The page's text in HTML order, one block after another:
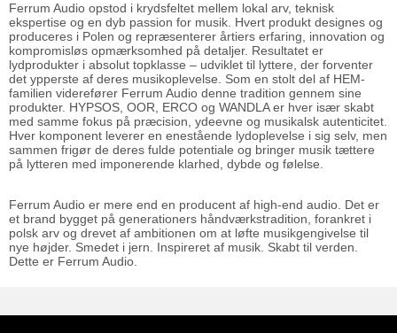
Ferrum Audio opstod i krydsfeltet mellem lokal arv, teknisk
ekspertise og en dyb passion for musik. Hvert produkt designes og
produceres i Polen og repræsenterer årtiers erfaring, innovation og
kompromisløs opmærksomhed på detaljer. Resultatet er
lydprodukter i absolut topklasse – udviklet til lyttere, der forventer
det ypperste af deres musikoplevelse. Som en stolt del af HEM-
familien viderefører Ferrum Audio denne tradition gennem sine
produkter. HYPSOS, OOR, ERCO og WANDLA er hver især skabt
med samme fokus på præcision, ydeevne og musikalsk autenticitet.
Hver komponent leverer en enestående lydoplevelse i sig selv, men
sammen frigør de deres fulde potentiale og bringer musik tættere
på lytteren med imponerende klarhed, dybde og følelse.
Ferrum Audio er mere end en producent af high-end audio. Det er
et brand bygget på generationers håndværkstradition, forankret i
polsk arv og drevet af ambitionen om at løfte musikgengivelse til
nye højder. Smedet i jern. Inspireret af musik. Skabt til verden.
Dette er Ferrum Audio.